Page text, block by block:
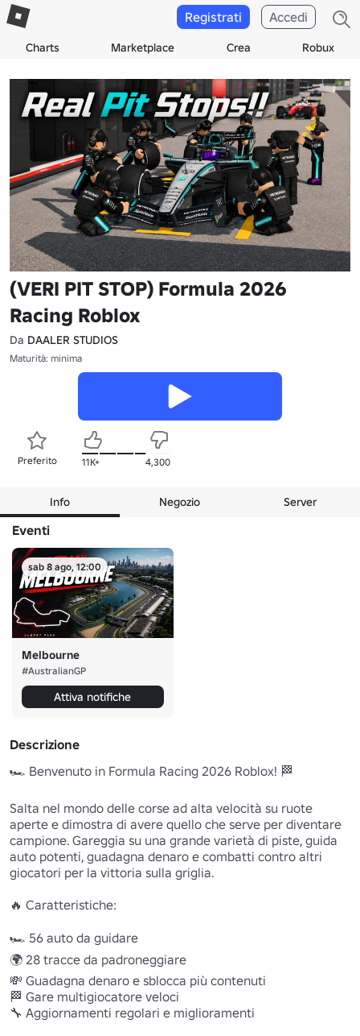
Charts Marketplace Crea Robux
Registrati Accedi
(VERI PIT STOP) Formula 2026
Racing Roblox
Da DAALER STUDIOS
Maturità: minima
Preferito 11K+ 4,300
Info Negozio Server
Eventi
sab 8 ago, 12:00
Melbourne
#AustralianGP
Attiva notifiche
Descrizione
🏎️ Benvenuto in Formula Racing 2026 Roblox! 🏁
Salta nel mondo delle corse ad alta velocità su ruote
aperte e dimostra di avere quello che serve per diventare
campione. Gareggia su una grande varietà di piste, guida
auto potenti, guadagna denaro e combatti contro altri
giocatori per la vittoria sulla griglia.
🔥 Caratteristiche:
🏎️ 56 auto da guidare
🌍 28 tracce da padroneggiare
💸 Guadagna denaro e sblocca più contenuti
🏁 Gare multigiocatore veloci
🔧 Aggiornamenti regolari e miglioramenti